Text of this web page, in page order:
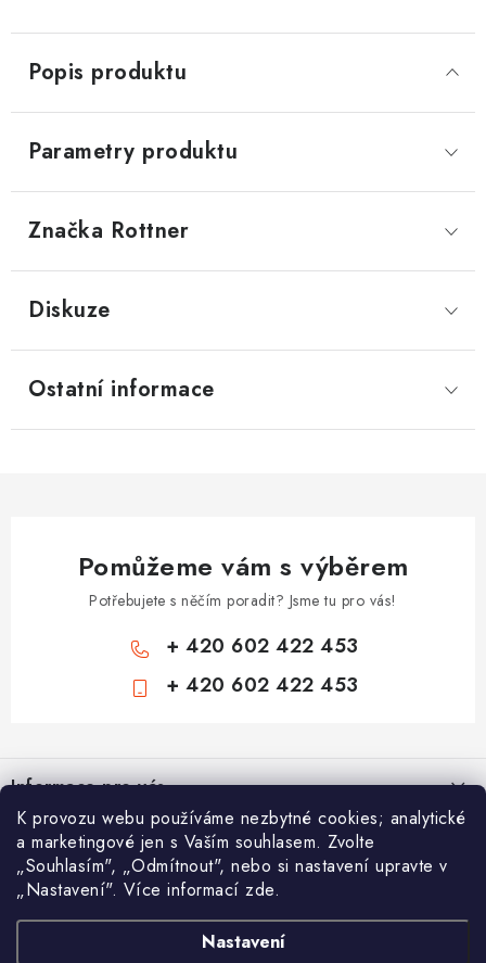
K provozu webu používáme nezbytné cookies; analytické
a marketingové jen s Vaším souhlasem. Zvolte
„Souhlasím", „Odmítnout", nebo si nastavení upravte v
„Nastavení". Více informací zde.
Nastavení
Popis produktu
Parametry produktu
Značka Rottner
Diskuze
Ostatní informace
Pomůžeme vám s výběrem
Potřebujete s něčím poradit? Jsme tu pro vás!
+ 420 602 422 453
+ 420 602 422 453
á
pInformace pro vás
Zámečnické služby
Státní instituce
Bezpečnostní třídy - PYRAMIDA BEZPEČNOSTI
Nákupní košík
0KS /0 KČ
Vyhledávání
HLEDAT
AAA Trezory VA & MA, s.r.o.